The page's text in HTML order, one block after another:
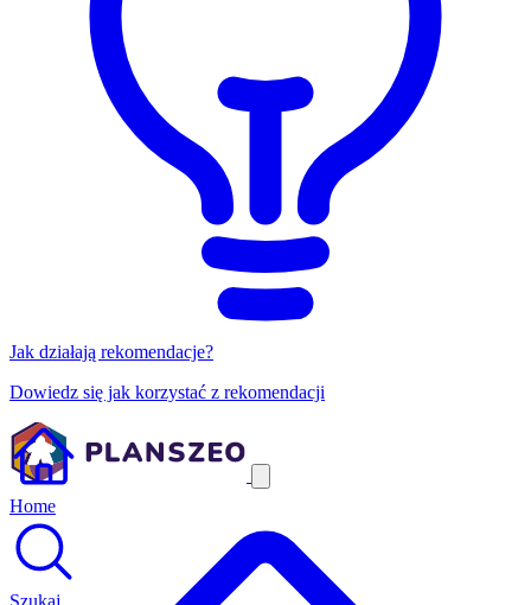
Jak działają rekomendacje?
Dowiedz się jak korzystać z rekomendacji
Home
Szukaj